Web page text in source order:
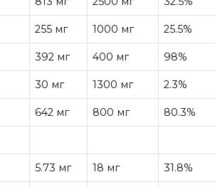
255 мг 1000 мг 25.5%
392 мг 400 мг 98%
30 мг 1300 мг 2.3%
642 мг 800 мг 80.3%
5.73 мг 18 мг 31.8%